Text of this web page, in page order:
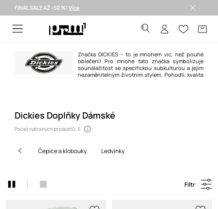
FINAL SALE AŽ -50 %! Více
Značka DICKIES - to je mnohem víc, než pouhé
oblečení! Pro mnohé tato značka symbolizuje
sounáležitost se specifickou subkulturou a jejím
nezaměnitelným životním stylem. Pohodlí, kvalita
Dickies Doplňky Dámské
Počet vybraných produktů: 3
čepice a klobouky ledvinky
Filtr